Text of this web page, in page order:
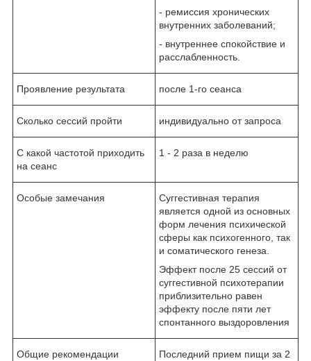
- ремиссия хронических
внутренних заболеваний;
- внутреннее спокойствие и
расслабленность.
Проявление результата после 1-го сеанса
Сколько сессий пройти индивидуально от запроса
С какой частотой приходить
на сеанс
1 - 2 раза в неделю
Особые замечания
Суггестивная терапия
является одной из основных
форм лечения психической
сферы как психогенного, так
и соматического генеза.
Эффект после 25 сессий от
суггестивной психотерапии
приблизительно равен
эффекту после пяти лет
спонтанного выздоровления
Общие рекомендации
Последний прием пищи за 2